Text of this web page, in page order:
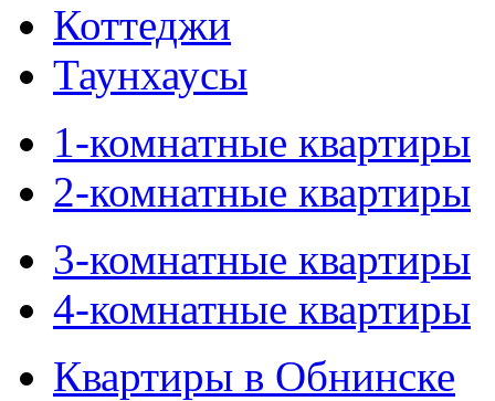
Коттеджи
Таунхаусы
1-комнатные квартиры
2-комнатные квартиры
3-комнатные квартиры
4-комнатные квартиры
Квартиры в Обнинске